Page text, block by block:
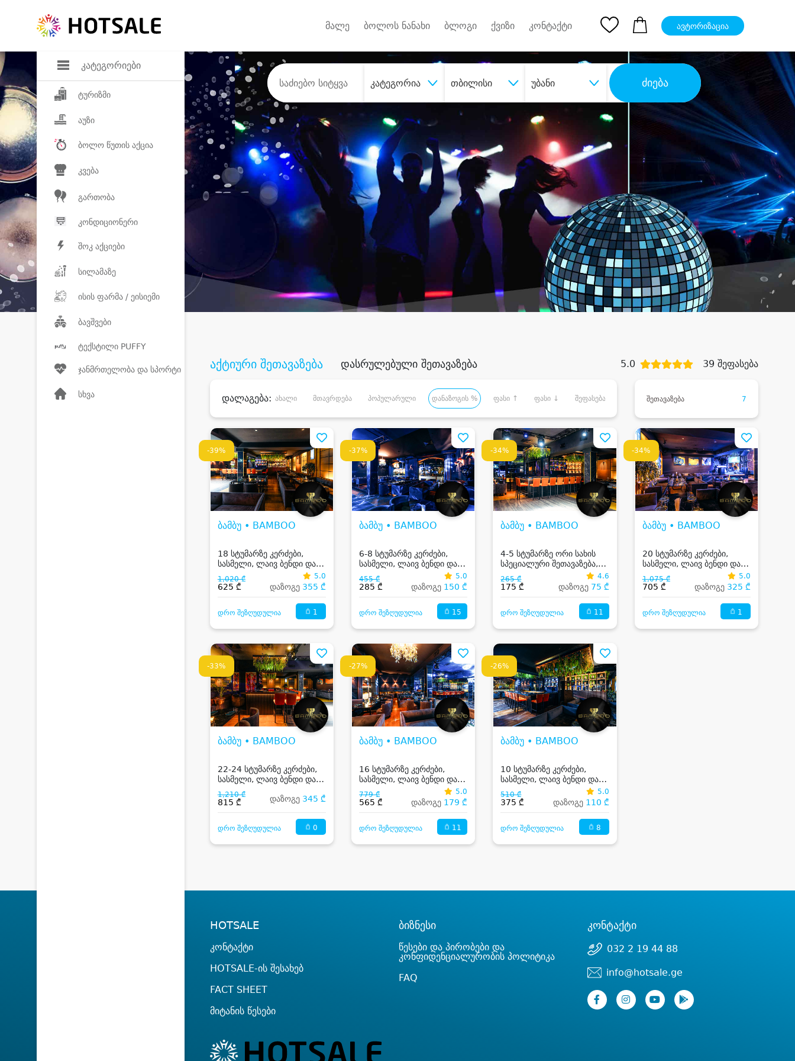
კატეგორიები
ტურიზმი
აუზი
ბოლო წუთის აქცია
კვება
გართობა
კონდიციონერი
შოკ აქციები
სილამაზე
ისის ფარმა / ეისიემი
ბავშვები
ტექსტილი PUFFY
ჯანმრთელობა და სპორტი
სხვა
მალე ბოლოს ნანახი ბლოგი ქვიზი კონტაქტი ავტორიზაცია
კატეგორია თბილისი უბანი ძიება
შეიძინე სასურველი მომსახურებადიდი დანაზოგით
აქტიური შეთავაზება დასრულებული შეთავაზება 5.0 39 შეფასება
დალაგება: ახალი მთავრდება პოპულარული დანაზოგის % ფასი ↑ ფასი ↓ შეფასება შეთავაზება 7
-39%
ბამბუ • BAMBOO
18 სტუმარზე კერძები,
სასმელი, ლაივ ბენდი და
კარაოკე
1,020 ₾
625 ₾
5.0
დაზოგე 355 ₾
დრო შეზღუდულია 1
-37%
ბამბუ • BAMBOO
6-8 სტუმარზე კერძები,
სასმელი, ლაივ ბენდი და
კარაოკე
455 ₾
285 ₾
5.0
დაზოგე 150 ₾
დრო შეზღუდულია 15
-34%
ბამბუ • BAMBOO
4-5 სტუმარზე ორი სახის
სპეციალური შეთავაზება,
კერძები, სასმელი, ლაივ
ბენდი და კარაოკე
265 ₾
175 ₾
4.6
დაზოგე 75 ₾
დრო შეზღუდულია 11
-34%
ბამბუ • BAMBOO
20 სტუმარზე კერძები,
სასმელი, ლაივ ბენდი და
კარაოკე
1,075 ₾
705 ₾
5.0
დაზოგე 325 ₾
დრო შეზღუდულია 1
-33%
ბამბუ • BAMBOO
22-24 სტუმარზე კერძები,
სასმელი, ლაივ ბენდი და
კარაოკე
1,210 ₾
815 ₾ დაზოგე 345 ₾
დრო შეზღუდულია 0
-27%
ბამბუ • BAMBOO
16 სტუმარზე კერძები,
სასმელი, ლაივ ბენდი და
კარაოკე
779 ₾
565 ₾
5.0
დაზოგე 179 ₾
დრო შეზღუდულია 11
-26%
ბამბუ • BAMBOO
10 სტუმარზე კერძები,
სასმელი, ლაივ ბენდი და
კარაოკე
510 ₾
375 ₾
5.0
დაზოგე 110 ₾
დრო შეზღუდულია 8
HOTSALE
კონტაქტი
HOTSALE-ის შესახებ
FACT SHEET
მიტანის წესები
ბიზნესი
წესები და პირობები და
კონფიდენციალურობის პოლიტიკა
FAQ
კონტაქტი
032 2 19 44 88
info@hotsale.ge